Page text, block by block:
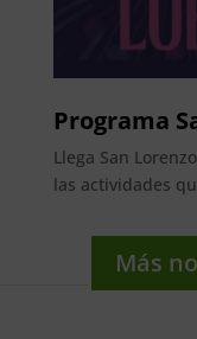
Programa
Llega San
las actividades
Más